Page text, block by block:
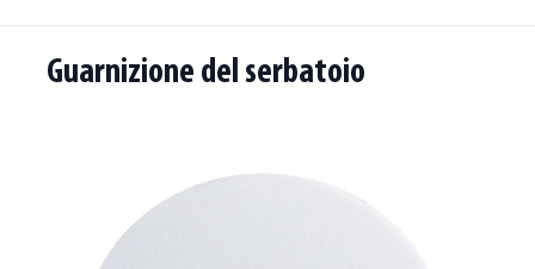
Guarnizione del serbatoio